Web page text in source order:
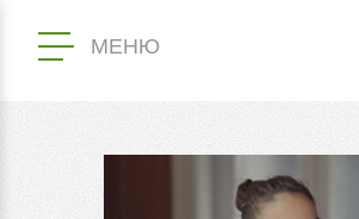
МЕНЮ